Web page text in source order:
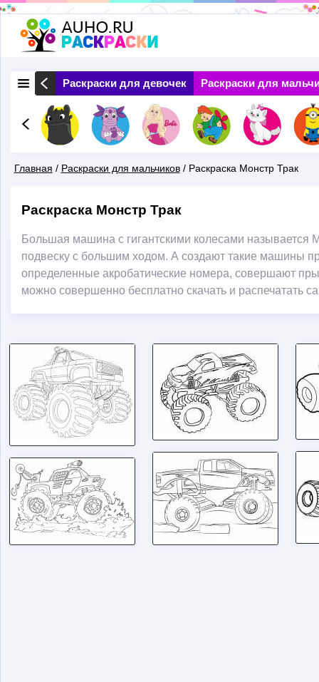
Перейти
к
основному
содержанию
Природа Раскраски для девочек Раскраски для
Здесь
Главная / Раскраски для мальчиков / Раскраска Монстр Трак
Раскраска Монстр Трак
Большая машина с гигантскими колесами называется
подвеску с большим ходом. А создают такие машины
определенные акробатические номера, совершают
можно совершенно бесплатно скачать и распечатать